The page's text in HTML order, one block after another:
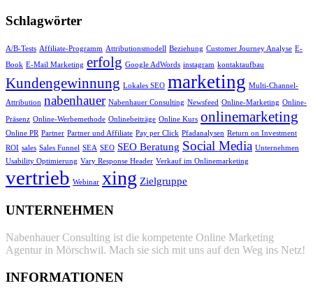
Schlagwörter
A/B-Tests Affiliate-Programm Attributionsmodell Beziehung Customer Journey Analyse E-
Book E-Mail Marketing erfolg Google AdWords instagram kontaktaufbau
Kundengewinnung Lokales SEO marketing Multi-Channel-
Attribution nabenhauer Nabenhauer Consulting Newsfeed Online-Marketing Online-
Präsenz Online-Werbemethode Onlinebeiträge Online Kurs onlinemarketing
Online PR Partner Partner und Affiliate Pay per Click Pfadanalysen Return on Investment
ROI sales Sales Funnel SEA SEO SEO Beratung Social Media Unternehmen
Usability Optimierung Vary Response Header Verkauf im Onlinemarketing
vertrieb Webinar xing Zielgruppe
UNTERNEHMEN
Nabenhauer Consulting ist die kompetente Online Marketing
Agentur in Mörschwil. Mach sie sich mit uns auf den Weg ins Netz!
INFORMATIONEN